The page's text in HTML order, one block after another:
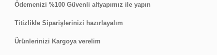
Ödemenizi %100 Güvenli altyapımız ile yapın
Titizlikle Siparişlerinizi hazırlayalım
Ürünlerinizi Kargoya verelim